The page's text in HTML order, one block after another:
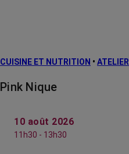
CUISINE ET NUTRITION • ATELIER
Pink Nique
10 août 2026
11h30 - 13h30